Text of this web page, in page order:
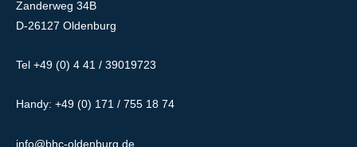
Zanderweg 34B
D-26127 Oldenburg
Tel +49 (0) 4 41 / 39019723
Handy: +49 (0) 171 / 755 18 74
info@bhc-oldenburg.de